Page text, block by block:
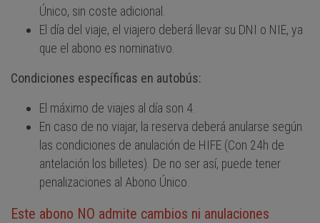
Único, sin coste adicional.
El día del viaje, el viajero deberá llevar su DNI o NIE, ya
que el abono es nominativo.
Condiciones específicas en autobús:
El máximo de viajes al día son 4.
En caso de no viajar, la reserva deberá anularse según
las condiciones de anulación de HIFE (Con 24h de
antelación los billetes). De no ser así, puede tener
penalizaciones al Abono Único.
Este abono NO admite cambios ni anulaciones